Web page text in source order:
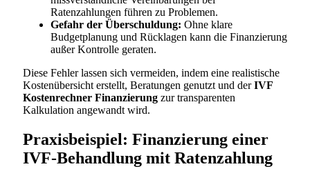
Ratenzahlungen führen zu Problemen.
Gefahr der Überschuldung: Ohne klare
Budgetplanung und Rücklagen kann die Finanzierung
außer Kontrolle geraten.
Diese Fehler lassen sich vermeiden, indem eine realistische
Kostenübersicht erstellt, Beratungen genutzt und derIVF
Kostenrechner Finanzierung zur transparenten
Kalkulation angewandt wird.
Praxisbeispiel: Finanzierung einer
IVF-Behandlung mit Ratenzahlung